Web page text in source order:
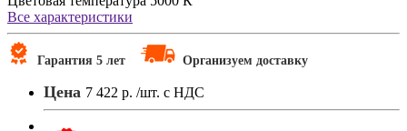
Все характеристики
Гарантия 5 лет Организуем доставку
Цена 7 422 р. /шт. с НДС